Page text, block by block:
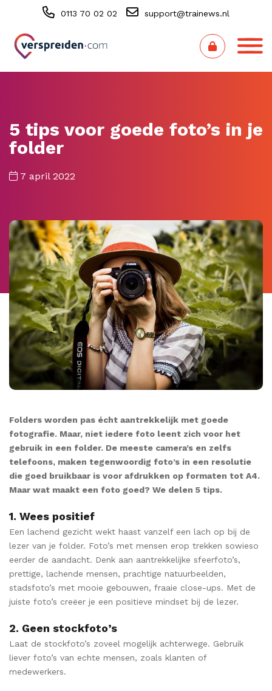
0113 70 02 02 support@trainews.nl
5 tips voor goede foto’s in je
folder
7 april 2022
Folders worden pas écht aantrekkelijk met goede
fotografie. Maar, niet iedere foto leent zich voor het
gebruik in een folder. De meeste camera’s en zelfs
telefoons, maken tegenwoordig foto’s in een resolutie
die goed bruikbaar is voor afdrukken op formaten tot A4.
Maar wat maakt een foto goed? We delen 5 tips.
1. Wees positief
Een lachend gezicht wekt haast vanzelf een lach op bij de
lezer van je folder. Foto’s met mensen erop trekken sowieso
eerder de aandacht. Denk aan aantrekkelijke sfeerfoto’s,
prettige, lachende mensen, prachtige natuurbeelden,
stadsfoto’s met mooie gebouwen, fraaie close-ups. Met de
juiste foto’s creëer je een positieve mindset bij de lezer.
2. Geen stockfoto’s
Laat de stockfoto’s zoveel mogelijk achterwege. Gebruik
liever foto’s van echte mensen, zoals klanten of
medewerkers.